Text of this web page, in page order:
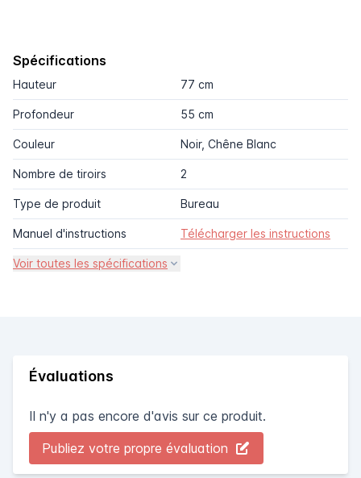
Spécifications
Hauteur 77 cm
Profondeur 55 cm
Couleur Noir, Chêne Blanc
Nombre de tiroirs 2
Type de produit Bureau
Manuel d'instructions Télécharger les instructions
Voir toutes les spécifications
Évaluations
Il n'y a pas encore d'avis sur ce produit.
Publiez votre propre évaluation